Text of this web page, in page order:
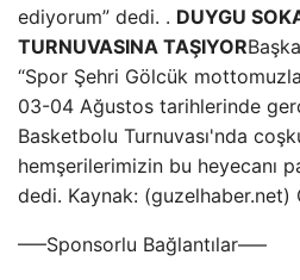
ediyorum” dedi. . DUYGU
TURNUVASINA TAŞIYOR
“Spor Şehri Gölcük
03-04 Ağustos tarihlerinde
Basketbolu Turnuvası'nda
hemşerilerimizin bu heyecanı
dedi. Kaynak: (guzelhaber.net)
—–Sponsorlu Bağlantılar—–